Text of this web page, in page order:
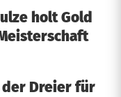
holt Gold
der Dreier für